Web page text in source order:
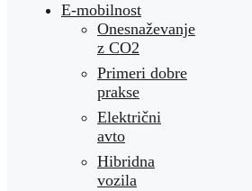
E-mobilnost
Onesnaževanje
z CO2
Primeri dobre
prakse
Električni
avto
Hibridna
vozila